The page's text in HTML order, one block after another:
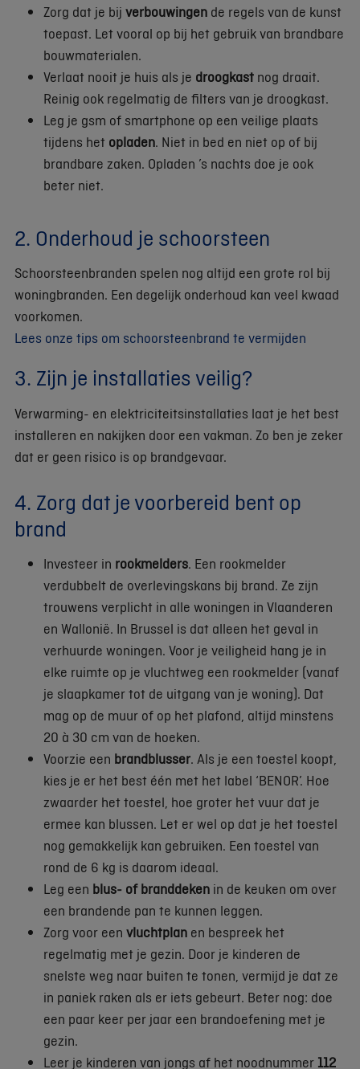
Zorg dat je bij verbouwingen de regels van de kunst
toepast. Let vooral op bij het gebruik van brandbare
bouwmaterialen.
Verlaat nooit je huis als je droogkast nog draait.
Reinig ook regelmatig de filters van je droogkast.
Leg je gsm of smartphone op een veilige plaats
tijdens het opladen. Niet in bed en niet op of bij
brandbare zaken. Opladen ’s nachts doe je ook
beter niet.
2. Onderhoud je schoorsteen
Schoorsteenbranden spelen nog altijd een grote rol bij
woningbranden. Een degelijk onderhoud kan veel kwaad
voorkomen.
Lees onze tips om schoorsteenbrand te vermijden
3. Zijn je installaties veilig?
Verwarming- en elektriciteitsinstallaties laat je het best
installeren en nakijken door een vakman. Zo ben je zeker
dat er geen risico is op brandgevaar.
4. Zorg dat je voorbereid bent op
brand
Investeer in rookmelders. Een rookmelder
verdubbelt de overlevingskans bij brand. Ze zijn
trouwens verplicht in alle woningen in Vlaanderen
en Wallonië. In Brussel is dat alleen het geval in
verhuurde woningen. Voor je veiligheid hang je in
elke ruimte op je vluchtweg een rookmelder (vanaf
je slaapkamer tot de uitgang van je woning). Dat
mag op de muur of op het plafond, altijd minstens
20 à 30 cm van de hoeken.
Voorzie een brandblusser. Als je een toestel koopt,
kies je er het best één met het label ‘BENOR’. Hoe
zwaarder het toestel, hoe groter het vuur dat je
ermee kan blussen. Let er wel op dat je het toestel
nog gemakkelijk kan gebruiken. Een toestel van
rond de 6 kg is daarom ideaal.
Leg een blus- of branddeken in de keuken om over
een brandende pan te kunnen leggen.
Zorg voor een vluchtplan en bespreek het
regelmatig met je gezin. Door je kinderen de
snelste weg naar buiten te tonen, vermijd je dat ze
in paniek raken als er iets gebeurt. Beter nog: doe
een paar keer per jaar een brandoefening met je
gezin.
Leer je kinderen van jongs af het noodnummer 112